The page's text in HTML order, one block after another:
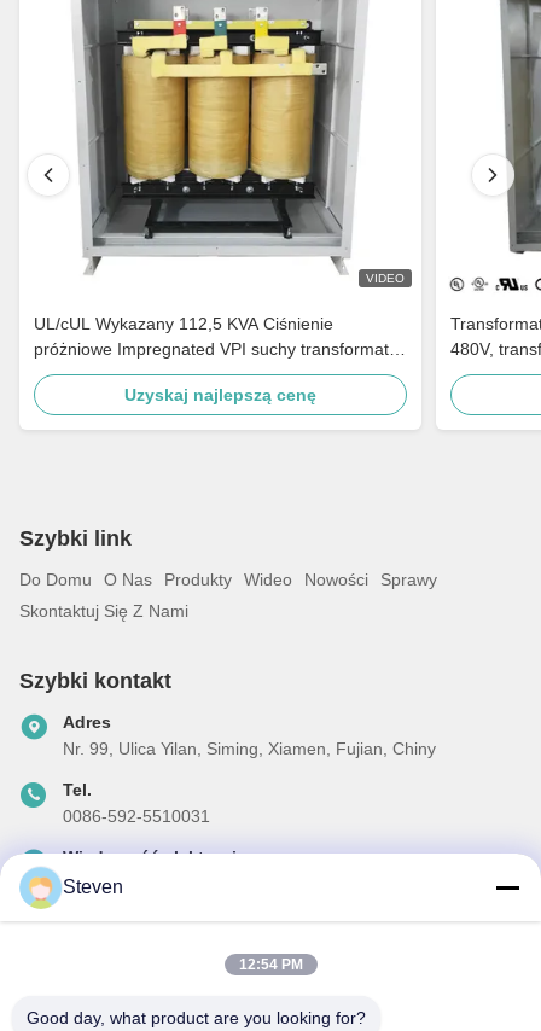
VIDEO
UL/cUL Wykazany 112,5 KVA Ciśnienie
próżniowe Impregnated VPI suchy transformator
typu 240V do 480V Spełnić DOE 2016
Uzyskaj najlepszą cenę
480V,
Szybki link
Do Domu O Nas Produkty Wideo Nowości
Sprawy
Skontaktuj Się Z Nami
Szybki kontakt
Adres
Nr. 99, Ulica Yilan, Siming, Xiamen, Fujian, Chiny
Tel.
0086-592-5510031
Wiadomość elektroniczna
steven@winley-electric.com
Steven
12:54 PM
Good day, what product are you looking for?